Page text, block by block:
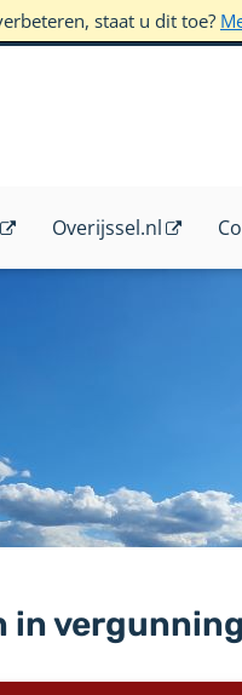
staat u dit toe?
Overijssel.nl
in